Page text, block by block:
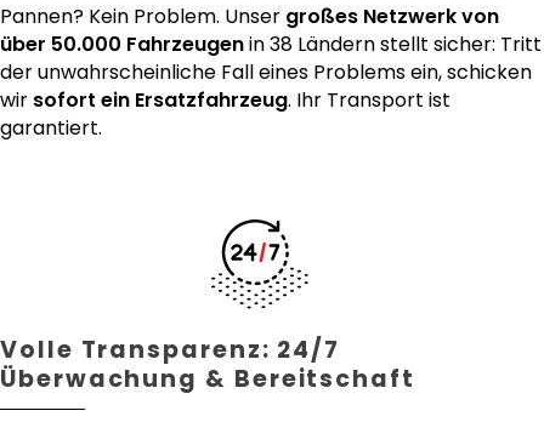
Pannen? Kein Problem. Unser großes Netzwerk von
über 50.000 Fahrzeugenin 38 Ländern stellt sicher: Tritt
der unwahrscheinliche Fall eines Problems ein, schicken
wir sofort ein Ersatzfahrzeug. Ihr Transport ist
garantiert.
Volle Transparenz: 24/7
Überwachung & Bereitschaft